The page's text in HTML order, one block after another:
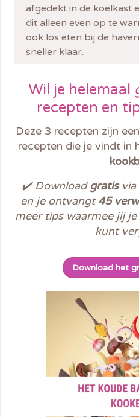
afgedekt in de koelkast
dit alleen even op te
ook los eten bij de
sneller klaar.
Wil je helemaal
recepten en
Deze 3 recepten zijn
recepten die je vindt in
✔️ Download gratisvia
en je ontvangt45
meer tips waarmee jij
kunt
Download het